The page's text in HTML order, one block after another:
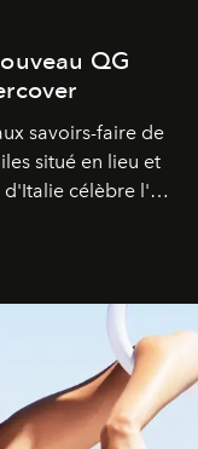
QG
savoirs-faire de
situé en lieu et
célèbre l'art
intemporelle.